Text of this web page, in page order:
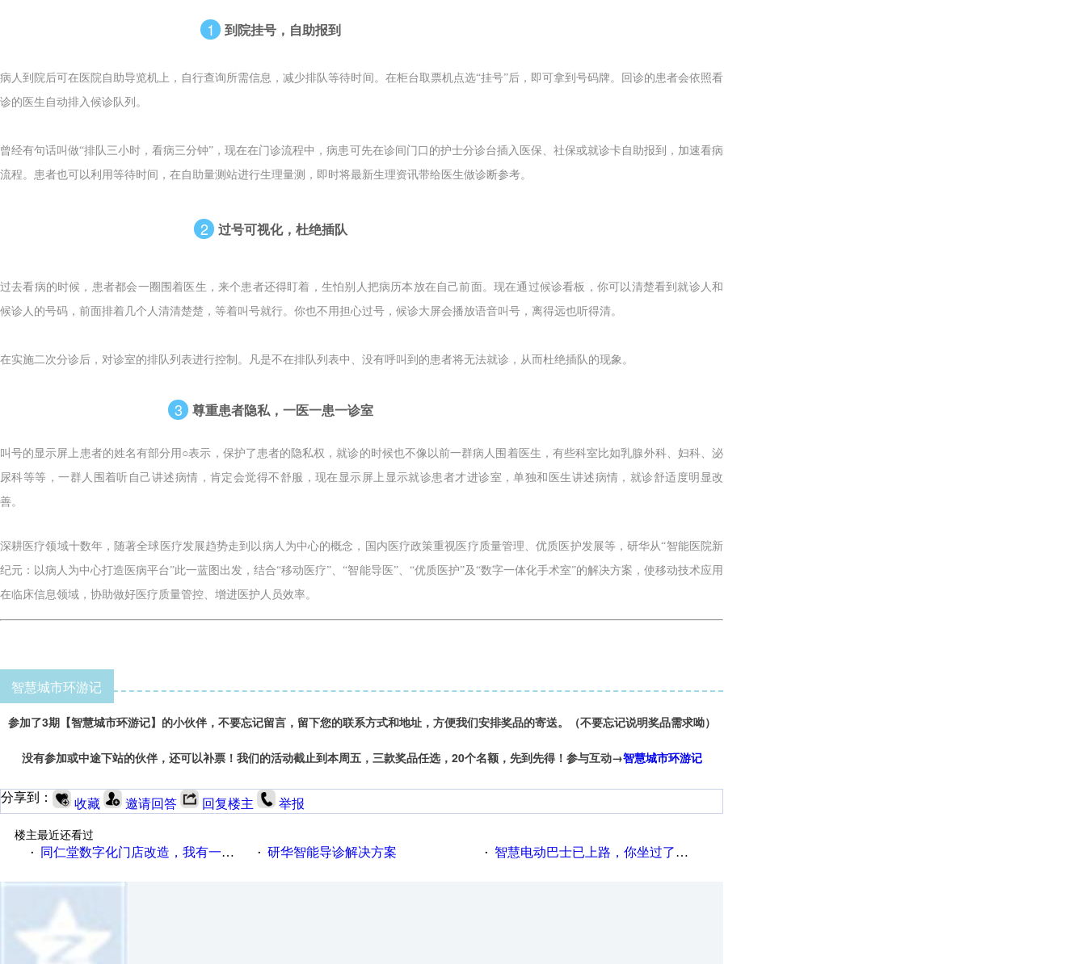
1 到院挂号，自助报到
病人到院后可在医院自助导览机上，自行查询所需信息，减少排队等待时间。在柜台取票机点选“挂号”后，即可拿到号码牌。回诊的患者会依照看
诊的医生自动排入候诊队列。
曾经有句话叫做“排队三小时，看病三分钟”，现在在门诊流程中，病患可先在诊间门口的护士分诊台插入医保、社保或就诊卡自助报到，加速看病
流程。患者也可以利用等待时间，在自助量测站进行生理量测，即时将最新生理资讯带给医生做诊断参考。
2 过号可视化，杜绝插队
过去看病的时候，患者都会一圈围着医生，来个患者还得盯着，生怕别人把病历本放在自己前面。现在通过候诊看板，你可以清楚看到就诊人和
候诊人的号码，前面排着几个人清清楚楚，等着叫号就行。你也不用担心过号，候诊大屏会播放语音叫号，离得远也听得清。
在实施二次分诊后，对诊室的排队列表进行控制。凡是不在排队列表中、没有呼叫到的患者将无法就诊，从而杜绝插队的现象。
3 尊重患者隐私，一医一患一诊室
叫号的显示屏上患者的姓名有部分用○表示，保护了患者的隐私权，就诊的时候也不像以前一群病人围着医生，有些科室比如乳腺外科、妇科、泌
尿科等等，一群人围着听自己讲述病情，肯定会觉得不舒服，现在显示屏上显示就诊患者才进诊室，单独和医生讲述病情，就诊舒适度明显改
善。
深耕医疗领域十数年，随著全球医疗发展趋势走到以病人为中心的概念，国内医疗政策重视医疗质量管理、优质医护发展等，研华从“智能医院新
纪元：以病人为中心打造医病平台”此一蓝图出发，结合“移动医疗”、“智能导医”、“优质医护”及“数字一体化手术室”的解决方案，使移动技术应用
在临床信息领域，协助做好医疗质量管控、增进医护人员效率。
智慧城市环游记
参加了3期【智慧城市环游记】的小伙伴，不要忘记留言，留下您的联系方式和地址，方便我们安排奖品的寄送。（不要忘记说明奖品需求呦）
没有参加或中途下站的伙伴，还可以补票！我们的活动截止到本周五，三款奖品任选，20个名额，先到先得！参与互动→智慧城市环游记
分享到： 收藏 邀请回答 回复楼主 举报
楼主最近还看过
·
同仁堂数字化门店改造，我有一剂良方 · 研华智能导诊解决方案 · 智慧电动巴士已上路，你坐过了吗？